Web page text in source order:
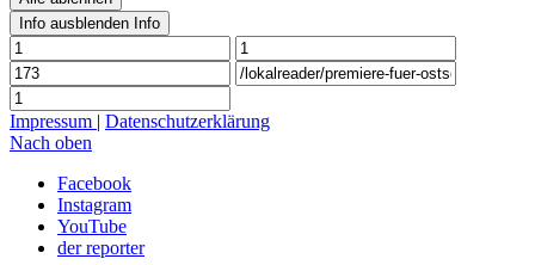
Info ausblenden Info
Impressum | Datenschutzerklärung
Nach oben
Facebook
Instagram
YouTube
der reporter